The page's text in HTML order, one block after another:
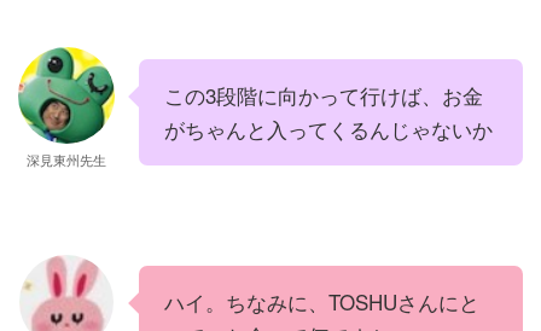
深見東州先生
この3段階に向かって行けば、お金
がちゃんと入ってくるんじゃないか
ハイ。ちなみに、TOSHUさんにと